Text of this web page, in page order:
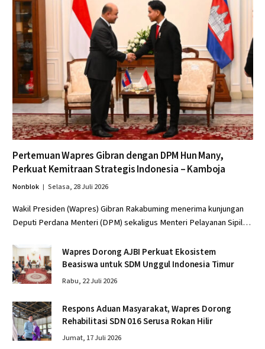
Pertemuan Wapres Gibran dengan DPM Hun Many,
Perkuat Kemitraan Strategis Indonesia – Kamboja
Nonblok Selasa, 28 Juli 2026
Wakil Presiden (Wapres) Gibran Rakabuming menerima kunjungan
Deputi Perdana Menteri (DPM) sekaligus Menteri Pelayanan Sipil…
Wapres Dorong AJBI Perkuat Ekosistem
Beasiswa untuk SDM Unggul Indonesia Timur
Rabu, 22 Juli 2026
Respons Aduan Masyarakat, Wapres Dorong
Rehabilitasi SDN 016 Serusa Rokan Hilir
Jumat, 17 Juli 2026